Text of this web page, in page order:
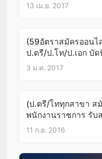
13 เม.ย. 2017
(59อัตราสมัครออน
ป.ตรี/ป.โท/ป.เอก บั
3 ม.ค. 2017
(ป.ตรี/โททุกสาขา ส
พนักงานราชการ รั
11 ก.ย. 2016